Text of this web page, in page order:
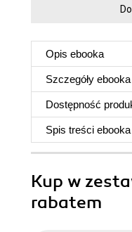
Opis ebooka
Szczegóły ebooka
Dostępność
Spis treści ebooka
Kup w
rabatem